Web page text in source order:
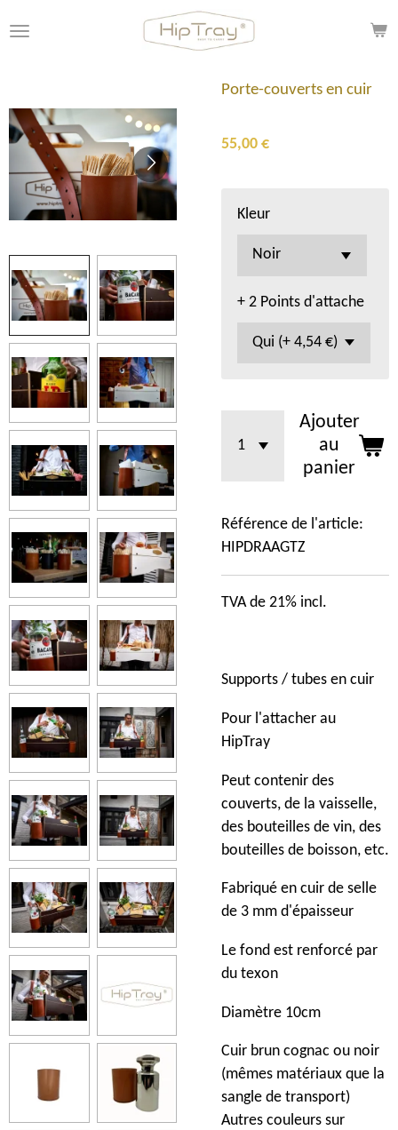
au
Porte-couverts en cuir
55,00 €
Kleur
+ 2 Points d'attache
Ajouter
au
panier
Référence de l'article:
HIPDRAAGTZ
TVA de 21% incl.
Supports / tubes en cuir
Pour l'attacher au
HipTray
Peut contenir des
couverts, de la vaisselle,
des bouteilles de vin, des
bouteilles de boisson, etc.
Fabriqué en cuir de selle
de 3 mm d'épaisseur
Le fond est renforcé par
du texon
Diamètre 10cm
Cuir brun cognac ou noir
(mêmes matériaux que la
sangle de transport)
Autres couleurs sur